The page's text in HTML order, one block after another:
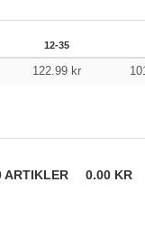
12-35
122.99 kr
ARTIKLER 0.00 KR